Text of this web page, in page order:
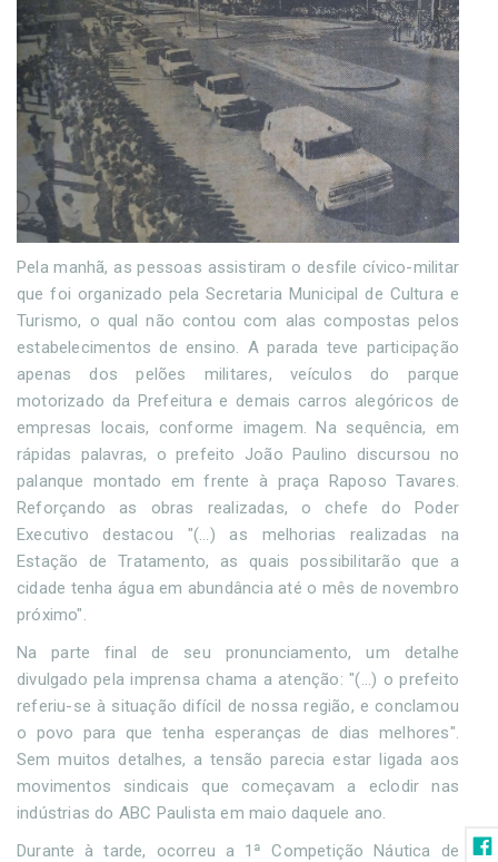
Pela manhã, as pessoas assistiram o desfile cívico-militar
que foi organizado pela Secretaria Municipal de Cultura e
Turismo, o qual não contou com alas compostas pelos
estabelecimentos de ensino. A parada teve participação
apenas dos pelões militares, veículos do parque
motorizado da Prefeitura e demais carros alegóricos de
empresas locais, conforme imagem. Na sequência, em
rápidas palavras, o prefeito João Paulino discursou no
palanque montado em frente à praça Raposo Tavares.
Reforçando as obras realizadas, o chefe do Poder
Executivo destacou "(...) as melhorias realizadas na
Estação de Tratamento, as quais possibilitarão que a
cidade tenha água em abundância até o mês de novembro
próximo".
Na parte final de seu pronunciamento, um detalhe
divulgado pela imprensa chama a atenção: "(...) o prefeito
referiu-se à situação difícil de nossa região, e conclamou
o povo para que tenha esperanças de dias melhores".
Sem muitos detalhes, a tensão parecia estar ligada aos
movimentos sindicais que começavam a eclodir nas
indústrias do ABC Paulista em maio daquele ano.
Durante à tarde, ocorreu a 1ª Competição Náutica de